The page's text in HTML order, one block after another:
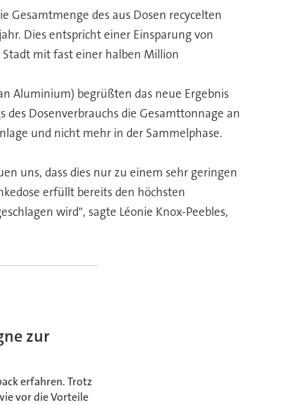
Gesamtmenge des aus Dosen recycelten
Dies entspricht einer Einsparung von
Stadt mit fast einer halben Million
Aluminium) begrüßten das neue Ergebnis
Dosenverbrauchs die Gesamttonnage an
und nicht mehr in der Sammelphase.
uns, dass dies nur zu einem sehr geringen
erfüllt bereits den höchsten
wird", sagte Léonie Knox-Peebles,
zur
erfahren. Trotz
vor die Vorteile